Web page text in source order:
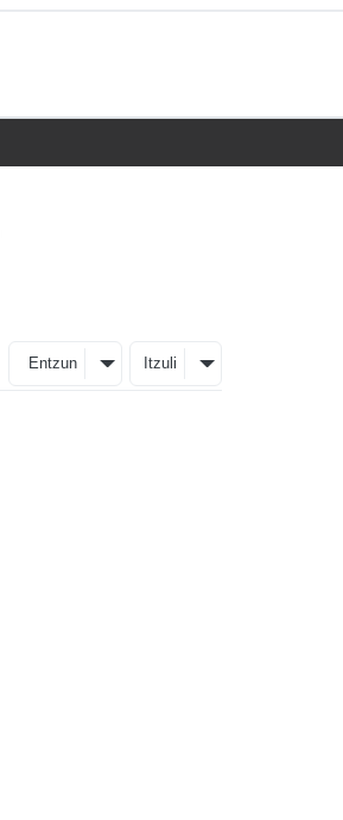
Entzun Itzuli